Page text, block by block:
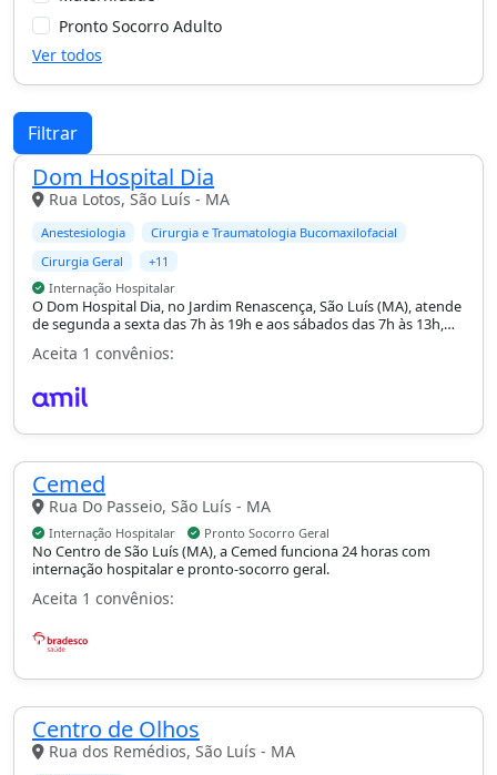
Pronto Socorro Adulto
Ver todos
Filtrar
Dom Hospital Dia
Rua Lotos, São Luís - MA
Anestesiologia
Cirurgia e Traumatologia Bucomaxilofacial
Cirurgia Geral
+11
Internação Hospitalar
O Dom Hospital Dia, no Jardim Renascença, São Luís (MA), atende
de segunda a sexta das 7h às 19h e aos sábados das 7h às 13h,
com especialidades como cirurgia geral, plástica e vascular,
ginecologia e obstetrícia e ortopedia e traumatologia, com
Aceita 1 convênios:
Cemed
Rua Do Passeio, São Luís - MA
Internação Hospitalar Pronto Socorro Geral
No Centro de São Luís (MA), a Cemed funciona 24 horas com
internação hospitalar e pronto-socorro geral.
Aceita 1 convênios:
Centro de Olhos
Rua dos Remédios, São Luís - MA